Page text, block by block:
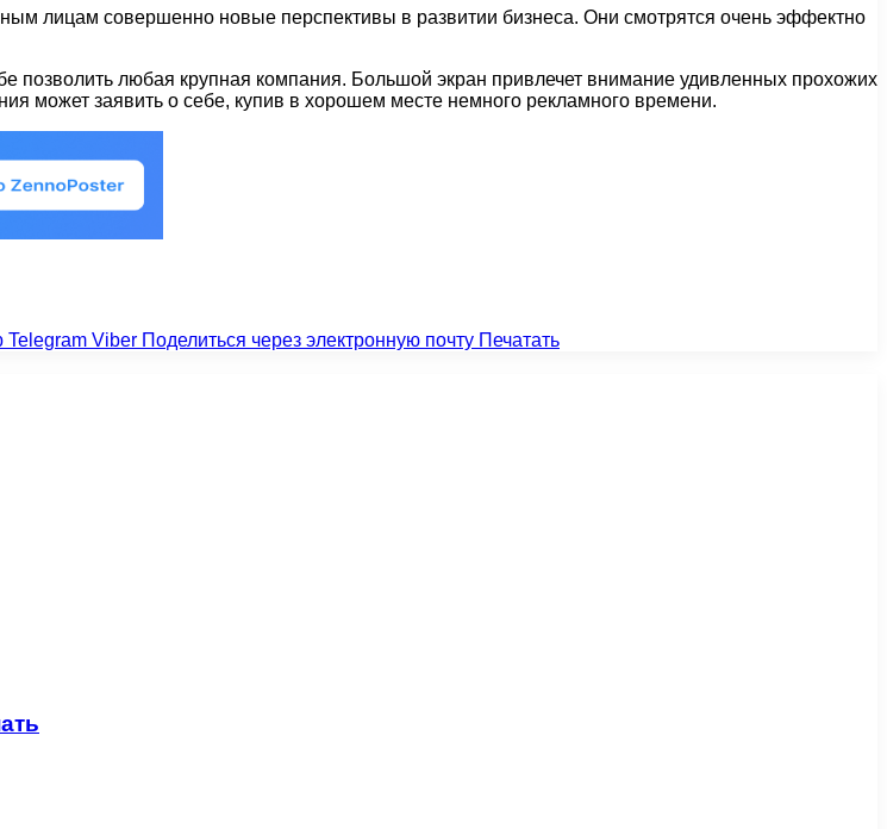
лицам совершенно новые перспективы в развитии бизнеса. Они смотрятся очень эффектно
позволить любая крупная компания. Большой экран привлечет внимание удивленных прохожих
может заявить о себе, купив в хорошем месте немного рекламного времени.
Telegram Viber Поделиться через электронную почту Печатать